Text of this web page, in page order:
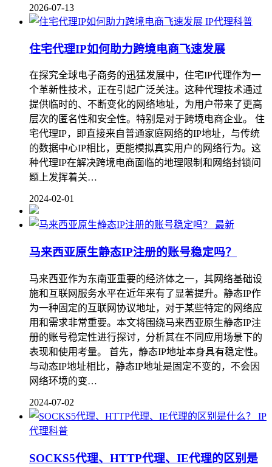
2026-07-13
IP代理科普
住宅代理IP如何助力跨境电商飞速发展
在探究全球电子商务的迅猛发展中，住宅IP代理作为一
个革新性技术，正在引起广泛关注。这种代理技术通过
提供临时的、不断变化的网络地址，为用户带来了更高
层次的匿名性和安全性。特别是对于跨境电商企业。 住
宅代理IP，即直接来自普通家庭网络的IP地址，与传统
的数据中心IP相比，更能模拟真实用户的网络行为。这
种代理IP在解决跨境电商面临的地理限制和网络封锁问
题上发挥着关…
2024-02-01
最新
马来西亚原生静态IP注册的账号稳定吗？
马来西亚作为东南亚重要的经济体之一，其网络基础设
施和互联网服务水平在近年来有了显著提升。静态IP作
为一种固定的互联网协议地址，对于某些特定的网络应
用和需求非常重要。本文将围绕马来西亚原生静态IP注
册的账号稳定性进行探讨，分析其在不同应用场景下的
表现和使用考量。 首先，静态IP地址本身具有稳定性。
与动态IP地址相比，静态IP地址是固定不变的，不会因
网络环境的变…
2024-07-02
IP
代理科普
SOCKS5代理、HTTP代理、IE代理的区别是